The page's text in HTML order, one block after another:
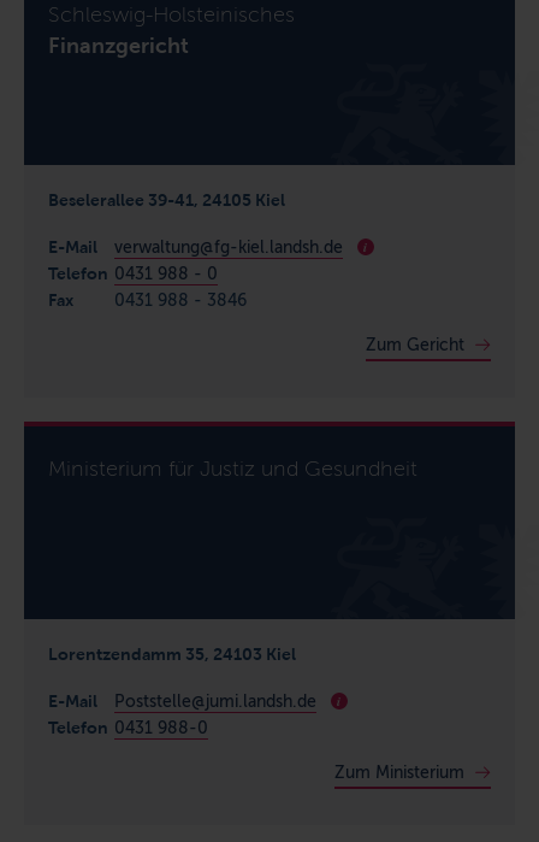
Schleswig-Holsteinisches
Finanzgericht
Beselerallee 39-41, 24105 Kiel
E-Mail verwaltung@fg-kiel.landsh.de
i
Telefon 0431 988 - 0
Fax 0431 988 - 3846
Zum Gericht
Ministerium für Justiz und Gesundheit
Lorentzendamm 35, 24103 Kiel
E-Mail Poststelle@jumi.landsh.de
i
Telefon 0431 988-0
Zum Ministerium